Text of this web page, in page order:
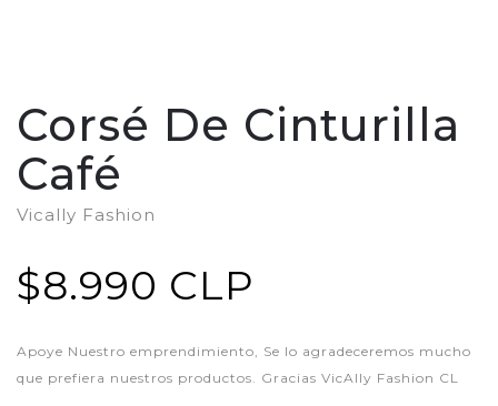
Corsé De Cinturilla
Café
Vically Fashion
$8.990 CLP
Apoye Nuestro emprendimiento, Se lo agradeceremos mucho
que prefiera nuestros productos. Gracias VicAlly Fashion CL